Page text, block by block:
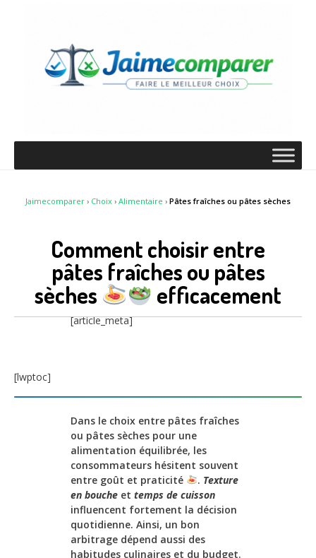
Jaimecomparer › Choix › Alimentaire › Pâtes fraîches ou pâtes sèches
Comment choisir entre
pâtes fraîches ou pâtes
sèches
efficacement
[article_meta]
[lwptoc]
Dans le choix entre pâtes fraîches
ou pâtes sèches pour une
alimentation équilibrée, les
consommateurs hésitent souvent
entre goût et praticité
. Texture
en bouche et temps de cuisson
influencent fortement la décision
quotidienne. Ainsi, un bon
arbitrage dépend aussi des
habitudes culinaires et du budget.